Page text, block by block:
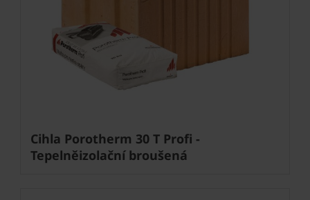
Cihla Porotherm 30 T Profi -
Tepelněizolační broušená